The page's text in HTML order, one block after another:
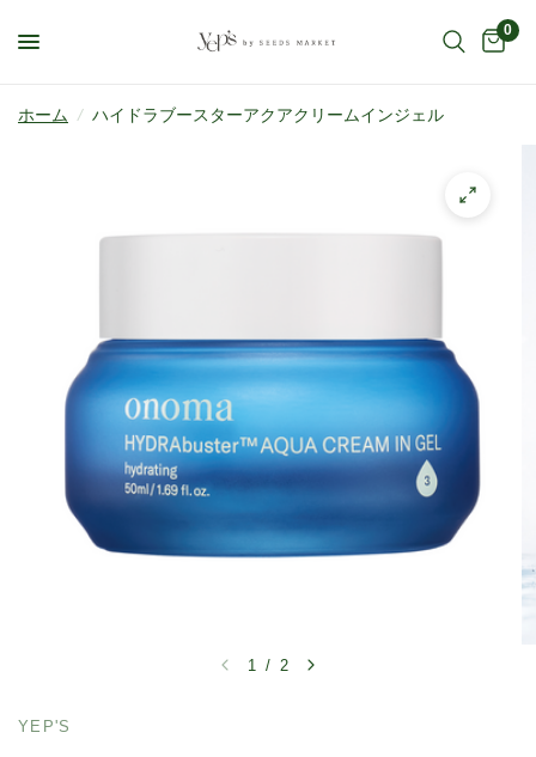
0
ホーム / ハイドラブースターアクアクリームインジェル
1 / 2
YEP'S